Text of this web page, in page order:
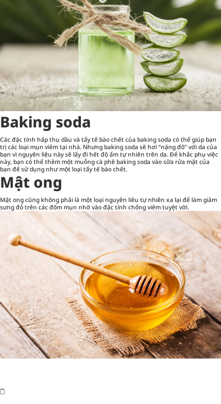
Baking soda
Các đặc tính hấp thụ dầu và tẩy tế bào chết của baking soda có thể giúp bạn
trị các loại mụn viêm tại nhà. Nhưng baking soda sẽ hơi “nặng đô” với da của
bạn vì nguyên liệu này sẽ lấy đi hết độ ẩm tự nhiên trên da. Để khắc phụ việc
này, bạn có thể thêm một muỗng cà phê baking soda vào sữa rửa mặt của
bạn để sử dụng như một loại tẩy tế bào chết.
Mật ong
Mật ong cũng không phải là một loại nguyên liêu tự nhiên xa lại để làm giảm
sưng đỏ trên các đốm mụn nhờ vào đặc tính chống viêm tuyệt vời.